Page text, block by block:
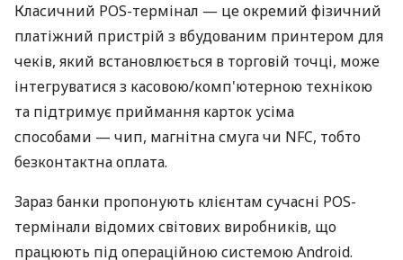
Класичний POS-термінал — це окремий фізичний
платіжний пристрій з вбудованим принтером для
чеків, який встановлюється в торговій точці, може
інтегруватися з касовою/комп'ютерною технікою
та підтримує приймання карток усіма
способами — чип, магнітна смуга чи NFC, тобто
безконтактна оплата.
Зараз банки пропонують клієнтам сучасні POS-
термінали відомих світових виробників, що
працюють під операційною системою Android.